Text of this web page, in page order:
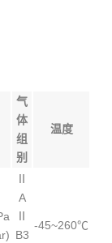
气
体
组
别
温度
A
B3
-45~260℃